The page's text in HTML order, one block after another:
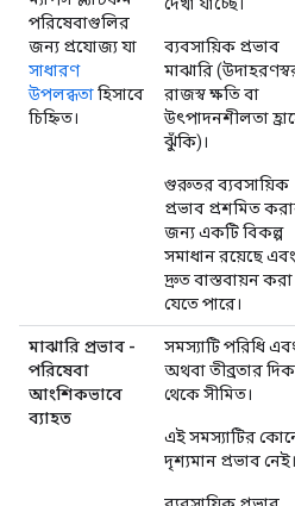
পরিষেবাগুলির
জন্য প্রযোজ্য যা
সাধারণ
উপলব্ধতাহিসাবে
চিহ্নিত।
ব্যবসায়িক প্রভাব
মাঝারি
রাজস্ব ক্ষতি বা
উৎপাদনশীলতা
ঝুঁকি)।
গুরুতর ব্যবসায়িক
প্রভাব প্রশমিত
জন্য একটি বিকল্প
সমাধান রয়েছে
দ্রুত বাস্তবায়ন করা
যেতে পারে।
মাঝারি প্রভাব -
পরিষেবা
আংশিকভাবে
ব্যাহত
সমস্যাটি পরিধি
অথবা তীব্রতার দিক
থেকে সীমিত।
এই সমস্যাটির
দৃশ্যমান প্রভাব নেই।